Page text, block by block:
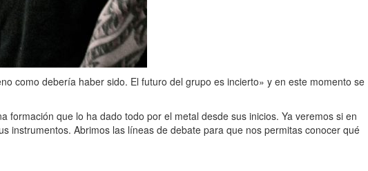
como debería haber sido. El futuro del grupo es incierto» y en este momento se
que lo ha dado todo por el metal desde sus inicios. Ya veremos si en
instrumentos. Abrimos las líneas de debate para que nos permitas conocer qué